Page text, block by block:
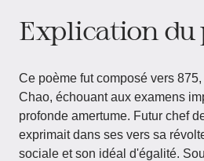
Explication du
Ce poème fut composé vers
Chao, échouant aux examens
profonde amertume. Futur chef
exprimait dans ses vers sa
sociale et son idéal d'égalité.